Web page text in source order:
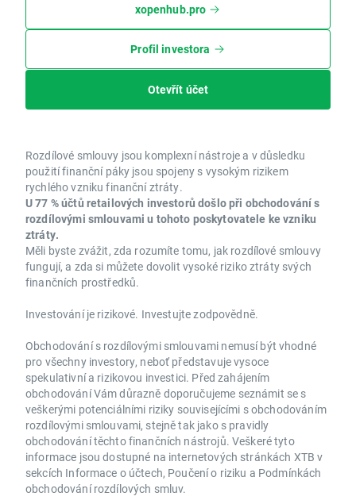
xopenhub.pro
Profil investora
Otevřít účet
Rozdílové smlouvy jsou komplexní nástroje a v důsledku
použití finanční páky jsou spojeny s vysokým rizikem
rychlého vzniku finanční ztráty.
U 77 % účtů retailových investorů došlo při obchodování s
rozdílovými smlouvami u tohoto poskytovatele ke vzniku
ztráty.
Měli byste zvážit, zda rozumíte tomu, jak rozdílové smlouvy
fungují, a zda si můžete dovolit vysoké riziko ztráty svých
finančních prostředků.
Investování je rizikové. Investujte zodpovědně.
Obchodování s rozdílovými smlouvami nemusí být vhodné
pro všechny investory, neboť představuje vysoce
spekulativní a rizikovou investici. Před zahájením
obchodování Vám důrazně doporučujeme seznámit se s
veškerými potenciálními riziky souvisejícími s obchodováním
rozdílovými smlouvami, stejně tak jako s pravidly
obchodování těchto finančních nástrojů. Veškeré tyto
informace jsou dostupné na internetových stránkách XTB v
sekcích Informace o účtech, Poučení o riziku a Podmínkách
obchodování rozdílových smluv.